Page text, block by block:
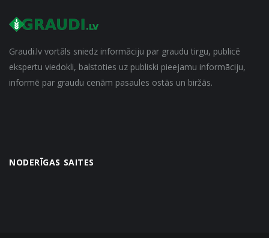
Graudi.lv vortāls sniedz informāciju par graudu tirgu, publicē
ekspertu viedokli, balstoties uz publiski pieejamu informāciju,
informē par graudu cenām pasaules ostās un biržās.
NODERĪGAS SAITES